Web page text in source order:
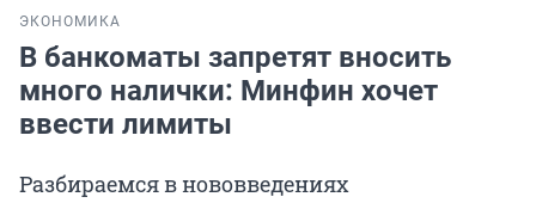
ЭКОНОМИКА
В банкоматы запретят вносить
много налички: Минфин хочет
ввести лимиты
Разбираемся в нововведениях